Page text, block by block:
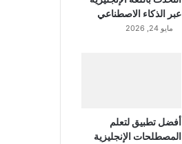
عبر الذكاء الاصطناعي
مايو 24, 2026
أفضل تطبيق لتعلم
المصطلحات الإنجليزية